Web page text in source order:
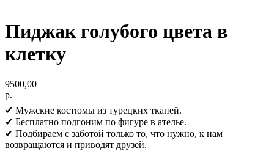
Пиджак голубого цвета в
клетку
9500,00
р.
✔ Мужские костюмы из турецких тканей.
✔ Бесплатно подгоним по фигуре в ателье.
✔ Подбираем с заботой только то, что нужно, к нам
возвращаются и приводят друзей.